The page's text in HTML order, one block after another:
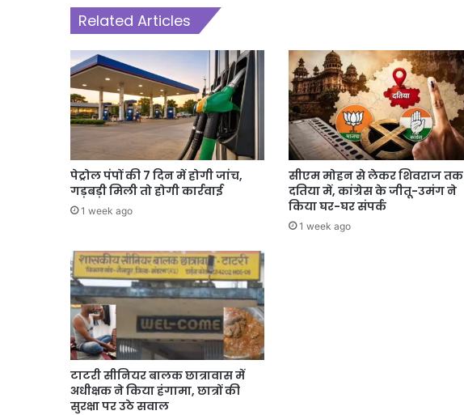
Related Articles
पेट्रोल पंपों की 7 दिन में होगी जांच,
गड़बड़ी मिली तो होगी कार्रवाई
1 week ago
सीएम मोहन से लेकर शिवराज तक
दतिया में, कांग्रेस के जीतू-उमंग ने
किया घर-घर संपर्क
1 week ago
टाटरी सीनियर बालक छात्रावास में
अधीक्षक ने किया हंगामा, छात्रों की
सुरक्षा पर उठे सवाल